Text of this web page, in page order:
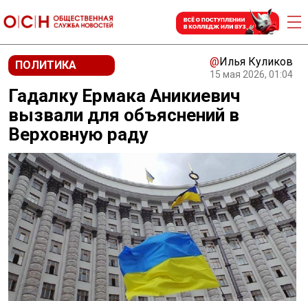
ПОЛИТИКА @Илья Куликов
15 мая 2026, 01:04
Гадалку Ермака Аникиевич
вызвали для объяснений в
Верховную раду